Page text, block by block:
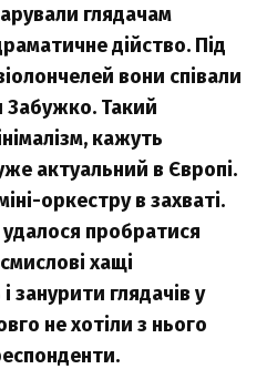
глядачам
дійство. Під
вони співали
Забужко. Такий
кажуть
актуальний в Європі.
оркестру в захваті.
пробратися
хащі
занурити глядачів у
не хотіли з нього